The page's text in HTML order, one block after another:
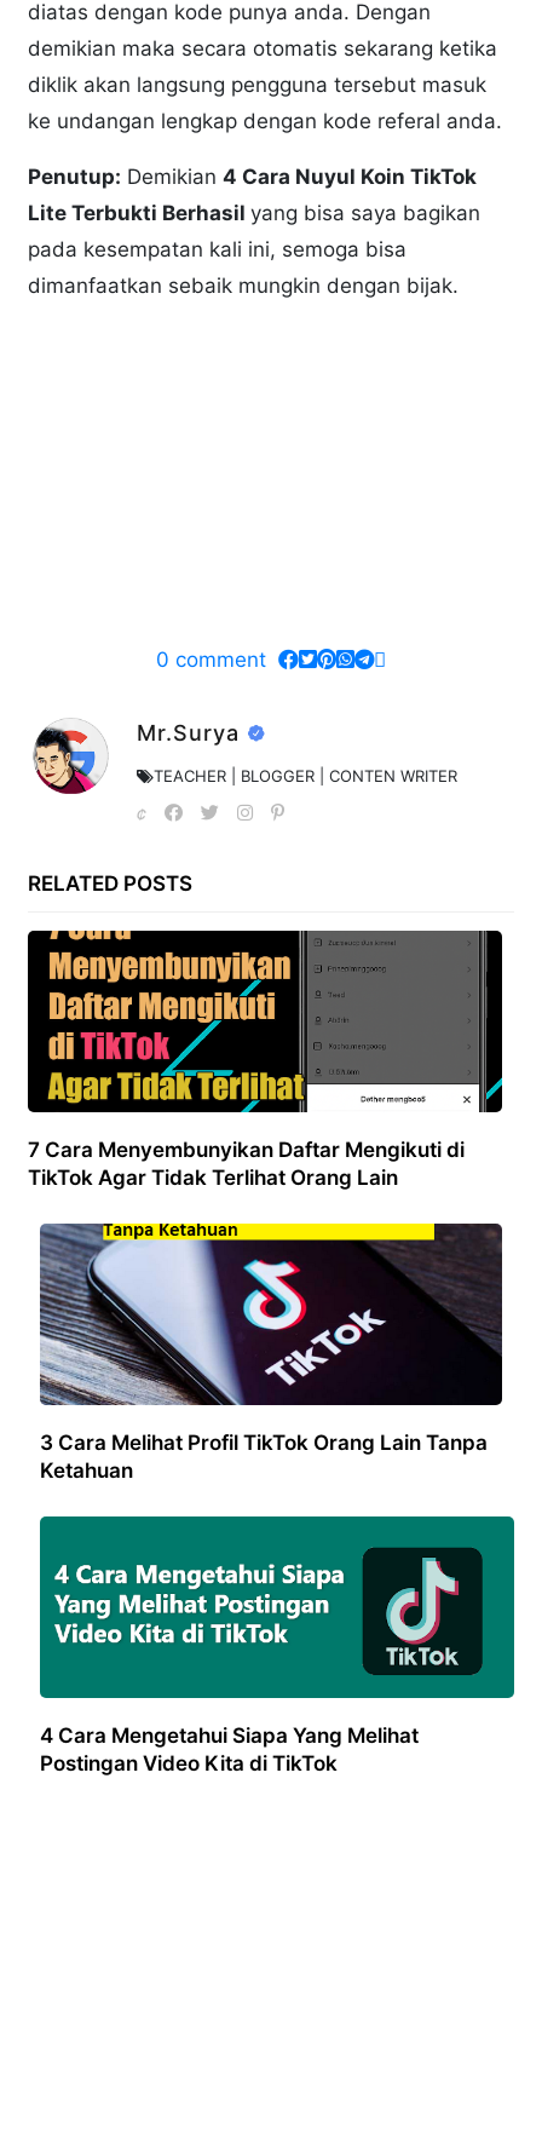
diatas dengan kode punya anda. Dengan
demikian maka secara otomatis sekarang ketika
diklik akan langsung pengguna tersebut masuk
ke undangan lengkap dengan kode referal anda.
Penutup: Demikian4 Cara Nuyul Koin TikTok
Lite Terbukti Berhasilyang bisa saya bagikan
pada kesempatan kali ini, semoga bisa
dimanfaatkan sebaik mungkin dengan bijak.
0 comment
Mr.Surya
TEACHER | BLOGGER | CONTEN WRITER
RELATED POSTS
7 Cara Menyembunyikan Daftar Mengikuti di
TikTok Agar Tidak Terlihat Orang Lain
3 Cara Melihat Profil TikTok Orang Lain Tanpa
Ketahuan
4 Cara Mengetahui Siapa Yang Melihat
Postingan Video Kita di TikTok